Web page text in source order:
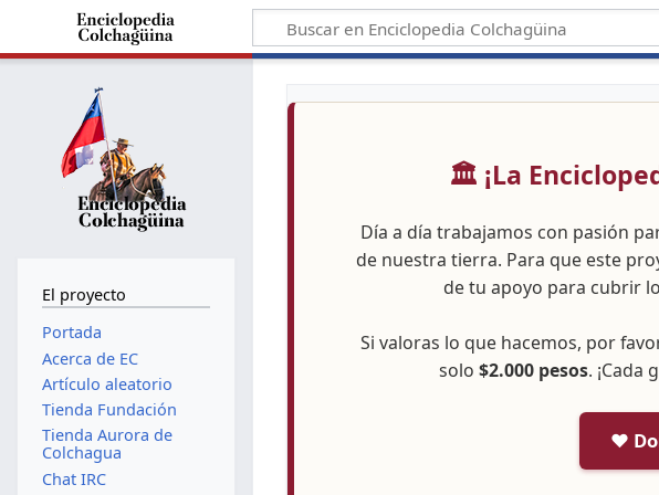
🏛️ ¡La
Día a día trabajamos con pasión
de nuestra tierra. Para que este
de tu apoyo para cubrir
Si valoras lo que hacemos, por
solo $2.000 pesos. ¡Cada
❤️
El proyecto
Portada
Acerca de EC
Artículo aleatorio
Tienda Fundación
Tienda Aurora de
Colchagua
Chat IRC